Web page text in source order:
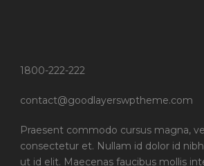
1800-222-222
contact@goodlayerswptheme.com
Praesent commodo cursus magna,
consectetur et. Nullam id dolor id
ut id elit. Maecenas faucibus mollis